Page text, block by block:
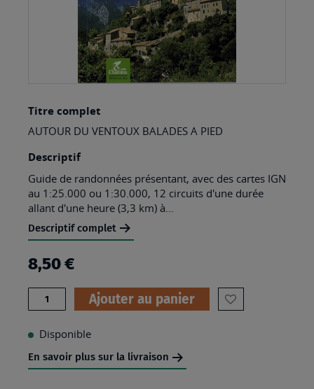
to
the
beginning
of
the
gallery
Titre complet
AUTOUR DU VENTOUX BALADES A PIED
Descriptif
Guide de randonnées présentant, avec des cartes IGN
au 1:25.000 ou 1:30.000, 12 circuits d'une durée
allant d'une heure (3,3 km) à...
Descriptif complet
8,50 €
Quantité Ajouter au panier
AJOUTER
Disponible
En savoir plus sur la livraison